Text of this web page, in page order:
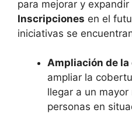
para mejorar y expandir
Inscripciones en el
iniciativas se
Ampliación de
ampliar la
llegar a un
personas en